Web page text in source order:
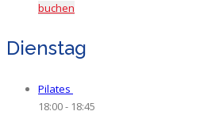
buchen
Dienstag
Pilates
18:00- 18:45